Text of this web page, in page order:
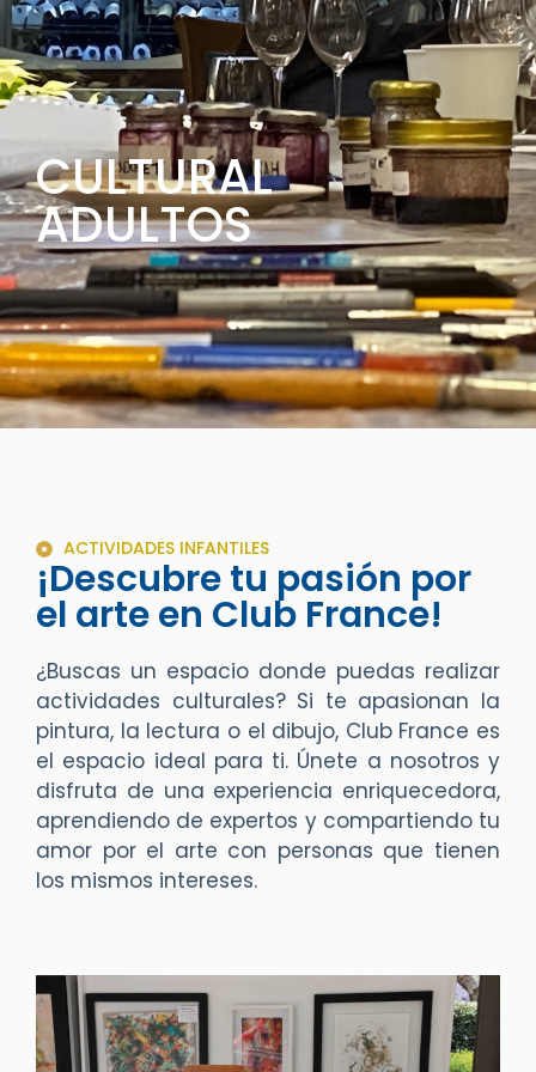
CULTURAL
ADULTOS
ACTIVIDADES INFANTILES
¡Descubre tu pasión por
el arte en Club France!
¿Buscas un espacio donde puedas realizar
actividades culturales? Si te apasionan la
pintura, la lectura o el dibujo, Club France es
el espacio ideal para ti. Únete a nosotros y
disfruta de una experiencia enriquecedora,
aprendiendo de expertos y compartiendo tu
amor por el arte con personas que tienen
los mismos intereses.